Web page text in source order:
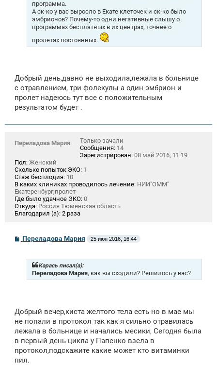
программа.
А ск-ко у вас выросло в Екате клеточек и ск-ко было
эмбрионов? Почему-то одни негативные слышу о
программах бесплатных в их центрах, точнее о
пролетах постоянных.
Добрый день,давно не выходила,лежала в больнице
с отравлением, три фолекулы а один эмбрион и
пролет надеюсь тут все с положительным
результатом будет .
Переладова Мария
Только зачали
Сообщения: 14
Зарегистрирован: 08 май 2016, 11:19
Пол: Женский
Сколько попыток ЭКО: 1
Стаж бесплодия: 10
В каких клиниках проводилось лечение: НИИ"ОММ"
Екатеренбург,пролет
Где было удачное ЭКО: 0
Откуда: Россия Тюменская область
Благодарил (а): 2 раза
СПереладова Мария 25 июн 2016, 16:44
Карась писал(а):
Переладова Мария, как вы сходили? Решилось у вас?
Добрый вечер,киста желтого тела есть но в мае мы
не попали в протокол так как я сильно отравилась
лежала в больнице и начались месики, Сегодня была
в первый день цикла у Папенко взела в
протокол,подскажите какие может кто витаминки
пил.